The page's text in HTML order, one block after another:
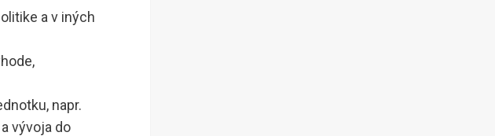
a v iných
napr.
vývoja do